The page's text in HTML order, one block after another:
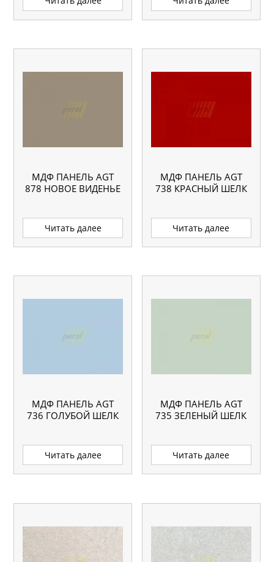
МДФ ПАНЕЛЬ AGT
878 НОВОЕ ВИДЕНЬЕ
Читать далее
МДФ ПАНЕЛЬ AGT
738 КРАСНЫЙ ШЕЛК
Читать далее
МДФ ПАНЕЛЬ AGT
736 ГОЛУБОЙ ШЕЛК
Читать далее
МДФ ПАНЕЛЬ AGT
735 ЗЕЛЕНЫЙ ШЕЛК
Читать далее